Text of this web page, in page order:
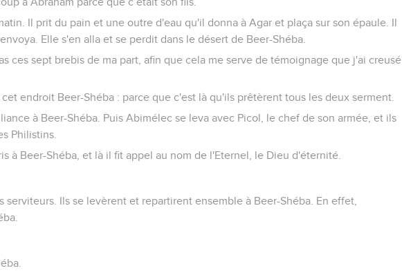
Il prit du pain et une outre d'eau qu'il donna à Agar et plaça sur son épaule. Il
Elle s'en alla et se perdit dans le désert de Beer-Shéba.
ces sept brebis de ma part, afin que cela me serve de témoignage que j'ai creusé
endroit Beer-Shéba : parce que c'est là qu'ils prêtèrent tous les deux serment.
à Beer-Shéba. Puis Abimélec se leva avec Picol, le chef de son armée, et ils
Philistins.
à Beer-Shéba, et là il fit appel au nom de l'Eternel, le Dieu d'éternité.
serviteurs. Ils se levèrent et repartirent ensemble à Beer-Shéba. En effet,